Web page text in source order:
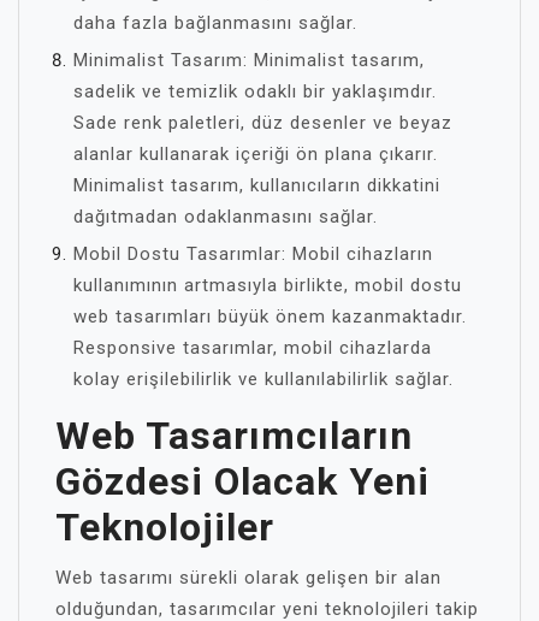
daha fazla bağlanmasını sağlar.
Minimalist Tasarım: Minimalist tasarım,
sadelik ve temizlik odaklı bir yaklaşımdır.
Sade renk paletleri, düz desenler ve beyaz
alanlar kullanarak içeriği ön plana çıkarır.
Minimalist tasarım, kullanıcıların dikkatini
dağıtmadan odaklanmasını sağlar.
Mobil Dostu Tasarımlar: Mobil cihazların
kullanımının artmasıyla birlikte, mobil dostu
web tasarımları büyük önem kazanmaktadır.
Responsive tasarımlar, mobil cihazlarda
kolay erişilebilirlik ve kullanılabilirlik sağlar.
Web Tasarımcıların
Gözdesi Olacak Yeni
Teknolojiler
Web tasarımı sürekli olarak gelişen bir alan
olduğundan, tasarımcılar yeni teknolojileri takip